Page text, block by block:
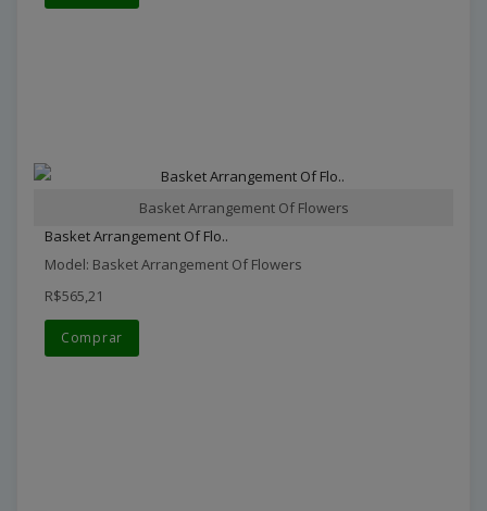
Basket Arrangement Of Flowers
Basket Arrangement Of Flo..
Model: Basket Arrangement Of Flowers
R$565,21
Comprar